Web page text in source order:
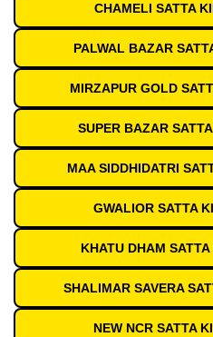
CHAMELI SATTA
PALWAL BAZAR
MIRZAPUR GOLD
SUPER BAZAR
MAA SIDDHIDATRI
GWALIOR SATTA
KHATU DHAM
SHALIMAR SAVERA
NEW NCR SATTA